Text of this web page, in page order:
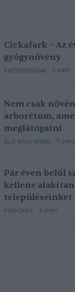
Cickafark – Az
gyógynövény
EGÉSZSÉGÜNK 1 perc
Nem csak
arborétum,
meglátogatni
ÉLŐ BOLYGÓNK 5 perc
Pár éven belül
kellene
településeinket
PODCAST 2 perc